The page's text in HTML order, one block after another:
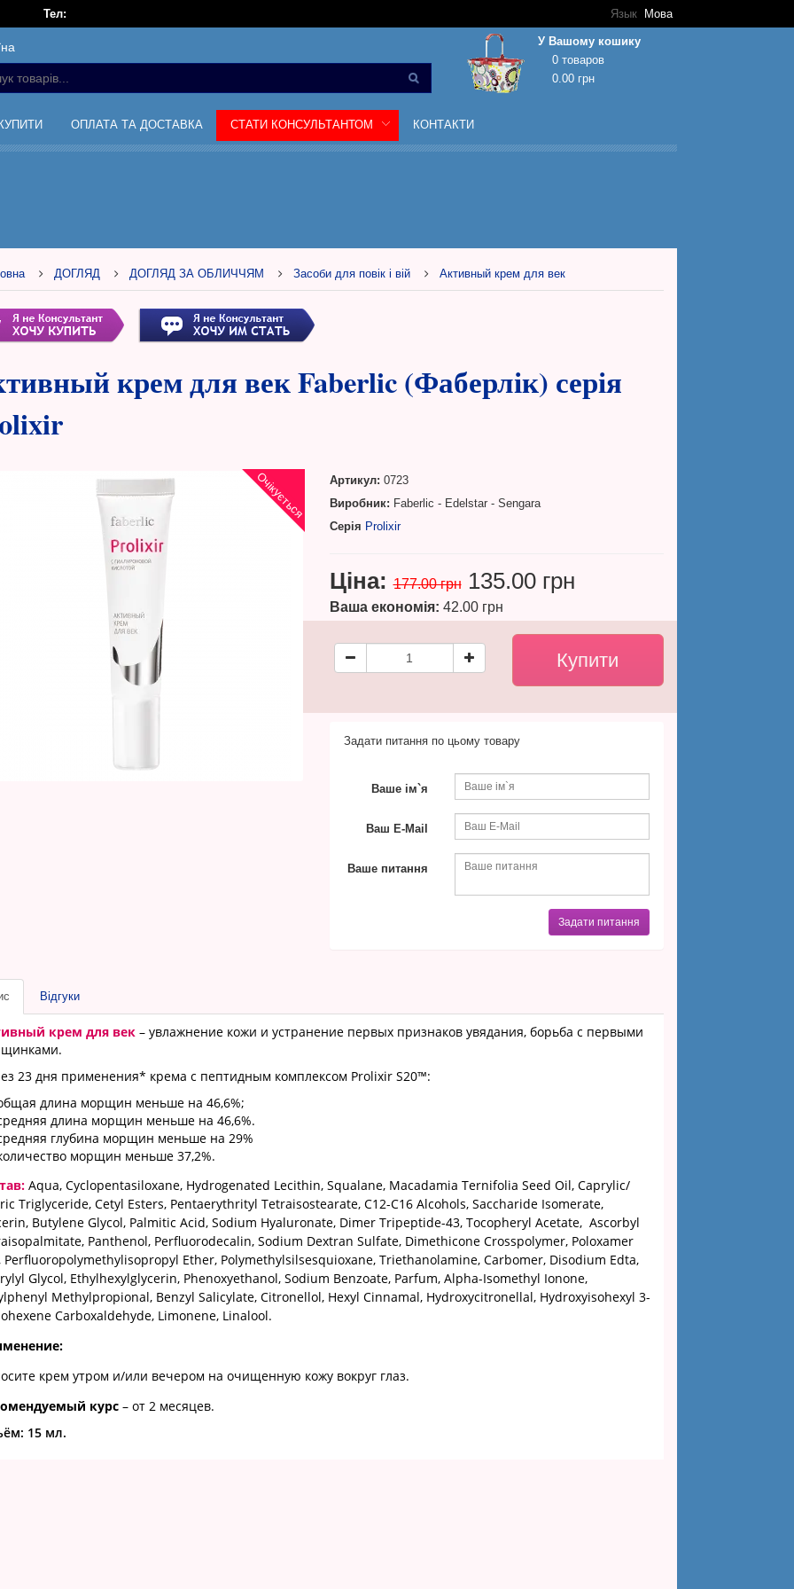
Язык Мова
Тел:
У Вашому кошику
0 товаров
0.00 грн
Кошик покупок порожній!
ОПЛАТА ТА ДОСТАВКА СТАТИ КОНСУЛЬТАНТОМ КОНТАКТИ
ДОГЛЯД ДОГЛЯД ЗА ОБЛИЧЧЯМ Засоби для повік і вій Активный крем для век
крем для век Faberlic (Фаберлік) серія
Очікується Артикул: 0723
Виробник: Faberlic - Edelstar - Sengara
Серія Prolixir
Ціна: 177.00 грн 135.00 грн
Ваша економія: 42.00 грн
Задати питання по цьому товару
Ваше ім`я
Ваш E-Mail
Ваше питання
Задати питання
Відгуки
крем для век – увлажнение кожи и устранение первых признаков увядания, борьба с первыми
23 дня применения* крема с пептидным комплексом Prolixir S20™:
длина морщин меньше на 46,6%;
длина морщин меньше на 46,6%.
глубина морщин меньше на 29%
морщин меньше 37,2%.
Aqua, Cyclopentasiloxane, Hydrogenated Lecithin, Squalane, Macadamia Ternifolia Seed Oil, Caprylic/
Triglyceride, Cetyl Esters, Pentaerythrityl Tetraisostearate, C12-C16 Alcohols, Saccharide Isomerate,
Butylene Glycol, Palmitic Acid, Sodium Hyaluronate, Dimer Tripeptide-43, Tocopheryl Acetate, Ascorbyl
Panthenol, Perfluorodecalin, Sodium Dextran Sulfate, Dimethicone Crosspolymer, Poloxamer
Perfluoropolymethylisopropyl Ether, Polymethylsilsesquioxane, Triethanolamine, Carbomer, Disodium Edta,
Glycol, Ethylhexylglycerin, Phenoxyethanol, Sodium Benzoate, Parfum, Alpha-Isomethyl Ionone,
Methylpropional, Benzyl Salicylate, Citronellol, Hexyl Cinnamal, Hydroxycitronellal, Hydroxyisohexyl 3-
Carboxaldehyde, Limonene, Linalool.
крем утром и/или вечером на очищенную кожу вокруг глаз.
курс – от 2 месяцев.
15 мл.